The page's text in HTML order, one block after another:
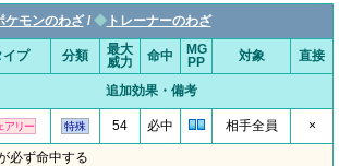
ケモンのわざ/ ◆トレーナーのわざ
イプ 分類
最大
威力
命中
MG
PP
対象 直接
追加効果・備考
アリー 特殊 54 必中 相手全員 ×
必ず命中する